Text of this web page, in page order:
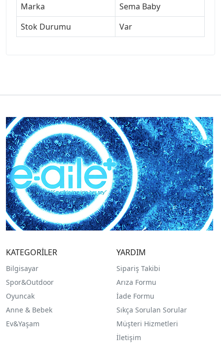
Marka
Sema Baby
Stok Durumu
Var
KATEGORİLER
Bilgisayar
Spor&Outdoor
Oyuncak
Anne & Bebek
Ev&Yaşam
YARDIM
Sipariş Takibi
Arıza Formu
İade Formu
Sıkça Sorulan Sorular
Müşteri Hizmetleri
İletişim